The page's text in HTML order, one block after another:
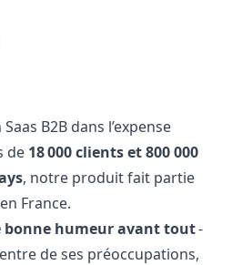
B2B dans l’expense
de 18 000 clients et 800 000
, notre produit fait partie
France.
bonne humeur avant tout-
de ses préoccupations,